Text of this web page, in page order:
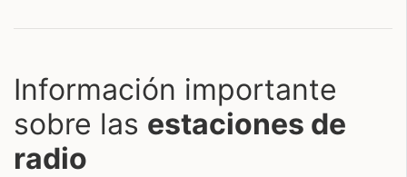
Información importante
sobre las estaciones de
radio